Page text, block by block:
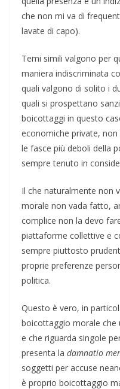
che non mi va di
lavate di capo).
Temi simili valgono per
maniera indiscriminata
quali valgono di solito i
quali si prospettano
boicottaggi in questo
economiche private, non
le fasce più deboli della
sempre tenuto in
Il che naturalmente non
morale non vada fatto,
complice non la devo
piattaforme collettive e
sempre piuttosto
proprie preferenze
politica.
Questo è vero, in
boicottaggio morale
e che riguarda singole
presenta la damnatio
soggetti per accuse
è proprio boicottaggio